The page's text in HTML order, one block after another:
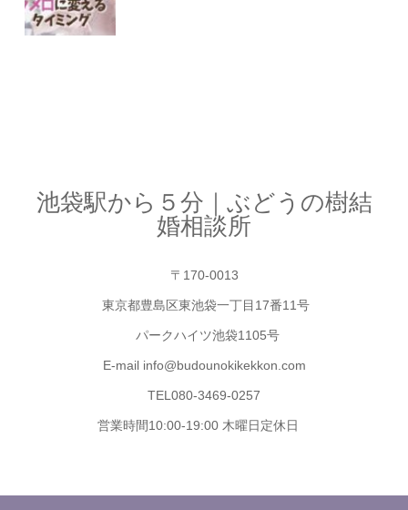
池袋駅から５分｜ぶどうの樹結
婚相談所
〒170-0013
東京都豊島区東池袋一丁目17番11号
パークハイツ池袋1105号
E-mail info@budounokikekkon.com
TEL080-3469-0257
営業時間10:00-19:00 木曜日定休日